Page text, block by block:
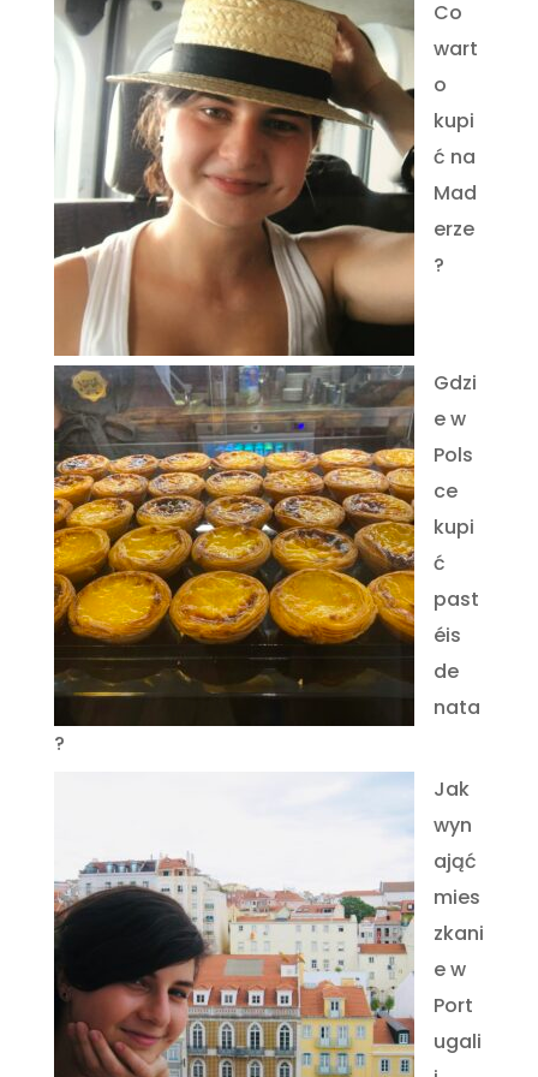
Co
wart
o
kupi
ć na
Mad
erze
?
Gdzi
e w
Pols
ce
kupi
ć
past
éis
de
nata
?
Jak
wyn
ająć
mies
zkani
e w
Port
ugali